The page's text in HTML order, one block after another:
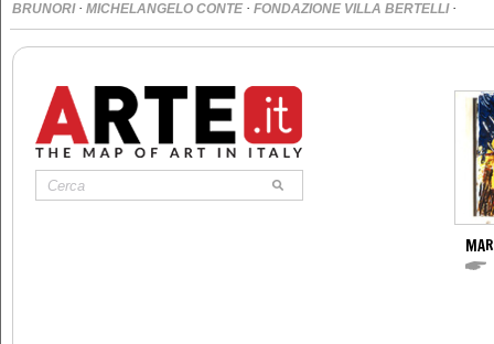
BRUNORI · MICHELANGELO CONTE · FONDAZIONE VILLA BERTELLI ·